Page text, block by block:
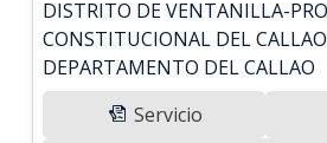
DISTRITO DE VENTANILLA-
CONSTITUCIONAL DEL
DEPARTAMENTO DEL CALLAO
Servicio